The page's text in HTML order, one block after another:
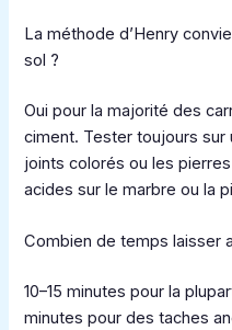
La méthode d’Henry
sol ?
Oui pour la majorité des
ciment. Tester toujours
joints colorés ou les
acides sur le marbre ou la
Combien de temps laisser
10–15 minutes pour la
minutes pour des taches